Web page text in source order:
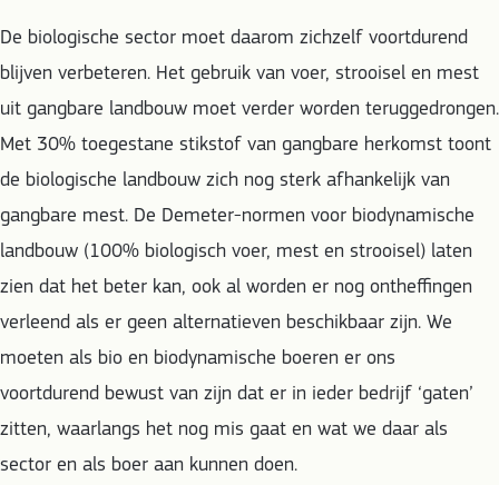
De biologische sector moet daarom zichzelf voortdurend
blijven verbeteren. Het gebruik van voer, strooisel en mest
uit gangbare landbouw moet verder worden teruggedrongen.
Met 30% toegestane stikstof van gangbare herkomst toont
de biologische landbouw zich nog sterk afhankelijk van
gangbare mest. De Demeter-normen voor biodynamische
landbouw (100% biologisch voer, mest en strooisel) laten
zien dat het beter kan, ook al worden er nog ontheffingen
verleend als er geen alternatieven beschikbaar zijn. We
moeten als bio en biodynamische boeren er ons
voortdurend bewust van zijn dat er in ieder bedrijf ‘gaten’
zitten, waarlangs het nog mis gaat en wat we daar als
sector en als boer aan kunnen doen.